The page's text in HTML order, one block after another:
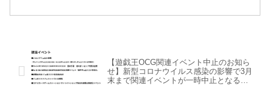
【遊戯王OCG関連イベント中止のお知ら
せ】新型コロナウイルス感染の影響で3月
末まで関連イベントが一時中止となるよ